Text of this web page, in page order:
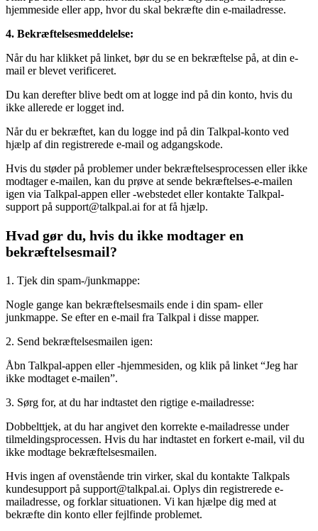
hjemmeside eller app, hvor du skal bekræfte din e-mailadresse.
4. Bekræftelsesmeddelelse:
Når du har klikket på linket, bør du se en bekræftelse på, at din e-
mail er blevet verificeret.
Du kan derefter blive bedt om at logge ind på din konto, hvis du
ikke allerede er logget ind.
Når du er bekræftet, kan du logge ind på din Talkpal-konto ved
hjælp af din registrerede e-mail og adgangskode.
Hvis du støder på problemer under bekræftelsesprocessen eller ikke
modtager e-mailen, kan du prøve at sende bekræftelses-e-mailen
igen via Talkpal-appen eller -webstedet eller kontakte Talkpal-
support på support@talkpal.ai for at få hjælp.
Hvad gør du, hvis du ikke modtager en
bekræftelsesmail?
1. Tjek din spam-/junkmappe:
Nogle gange kan bekræftelsesmails ende i din spam- eller
junkmappe. Se efter en e-mail fra Talkpal i disse mapper.
2. Send bekræftelsesmailen igen:
Åbn Talkpal-appen eller -hjemmesiden, og klik på linket “Jeg har
ikke modtaget e-mailen”.
3. Sørg for, at du har indtastet den rigtige e-mailadresse:
Dobbelttjek, at du har angivet den korrekte e-mailadresse under
tilmeldingsprocessen. Hvis du har indtastet en forkert e-mail, vil du
ikke modtage bekræftelsesmailen.
Hvis ingen af ovenstående trin virker, skal du kontakte Talkpals
kundesupport på support@talkpal.ai. Oplys din registrerede e-
mailadresse, og forklar situationen. Vi kan hjælpe dig med at
bekræfte din konto eller fejlfinde problemet.